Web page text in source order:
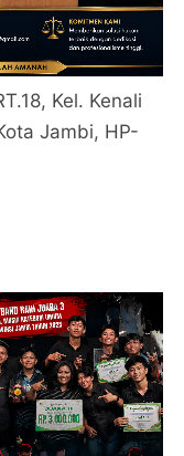
Kel. Kenali
Jambi, HP-